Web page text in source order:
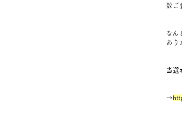
数ご
なん
あり
当選
→